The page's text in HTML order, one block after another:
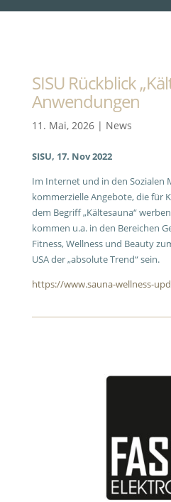
SISU Rückblick
Anwendungen
11. Mai, 2026| News
SISU, 17. Nov 2022
Im Internet und in den Sozialen
kommerzielle Angebote, die für
dem Begriff „Kältesauna“
kommen u.a. in den Bereichen
Fitness, Wellness und Beauty
USA der „absolute Trend“ sein.
https://www.sauna-wellness-